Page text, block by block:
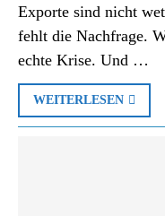
Exporte sind nicht
fehlt die Nachfrage.
echte Krise. Und …
WEITERLESEN